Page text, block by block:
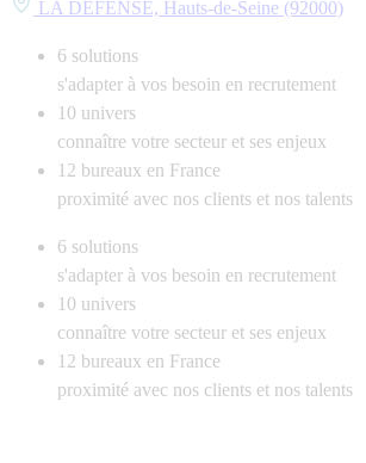
LA DEFENSE, Hauts-de-Seine (92000)
6 solutions
s'adapter à vos besoin en recrutement
10 univers
connaître votre secteur et ses enjeux
12 bureaux en France
proximité avec nos clients et nos talents
6 solutions
s'adapter à vos besoin en recrutement
10 univers
connaître votre secteur et ses enjeux
12 bureaux en France
proximité avec nos clients et nos talents